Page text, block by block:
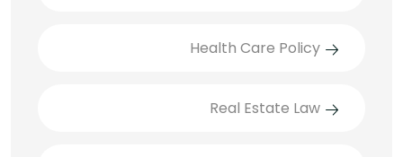
Health Care Policy
Real Estate Law